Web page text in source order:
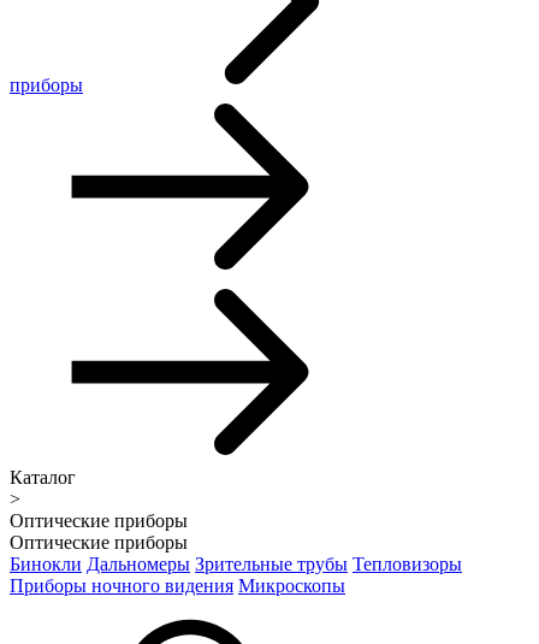
приборы
Каталог
>
Оптические приборы
Оптические приборы
Бинокли Дальномеры Зрительные трубы Тепловизоры
Приборы ночного видения Микроскопы